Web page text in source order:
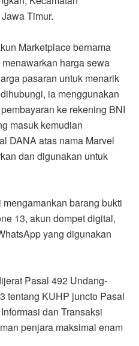
Timur.
Marketplace bernama
harga sewa
pasaran untuk menarik
ia menggunakan
ke rekening BNI
masuk kemudian
DANA atas nama Marvel
dan digunakan untuk
barang bukti
13, akun dompet digital,
yang digunakan
Pasal 492 Undang-
tentang KUHP juncto Pasal
dan Transaksi
penjara maksimal enam